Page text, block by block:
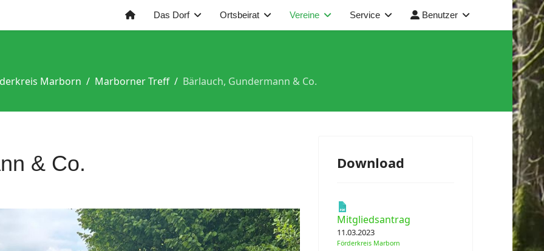
Das Dorf Ortsbeirat Vereine Service Benutzer
Marborn Marborner Treff Bärlauch, Gundermann & Co.
& Co. Download
Mitgliedsantrag
11.03.2023
Förderkreis Marborn